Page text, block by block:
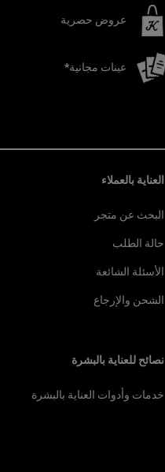
عروض حصرية
عينات مجانية*
العناية بالعملاء
البحث عن متجر
حالة الطلب
الأسئلة الشائعة
الشحن والإرجاع
نصائح للعناية بالبشرة
خدمات وأدوات العناية بالبشرة